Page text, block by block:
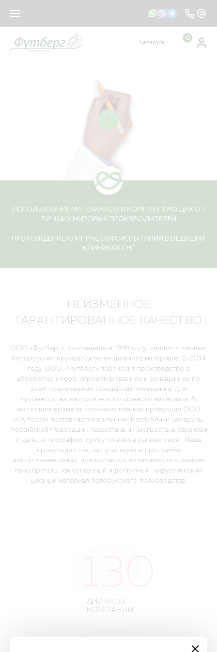
sales@footberg.by
Беларусь
0
Рассасывающийся материал
Нерассасывающийся материал
ИСПОЛЬЗОВНИЕ МАТЕРИАЛОВ И КОМПЛЕКТУЮЩИХ ОТ
ЛУЧШИХ МИРОВЫХ ПРОИЗВОДИТЕЛЕЙ
ПРОХОЖДЕНИЕ КЛИНИЧЕСКИХ ИСПЫТАНИЙ В ВЕДУЩИХ
КЛИНИКАХ СНГ
НЕИЗМЕННОЕ
ГАРАНТИРОВАННОЕ КАЧЕСТВО
ООО «Футберг», основанное в 1998 году, является первым
белорусским производителем шовного материала. В 2014
году ООО «Футберг» переносит производство в
абсолютно новое, спроектированное и оснащенное по
всем современным стандартам помещение, для
производства хирургического шовного материала. В
настоящее время высококачественная продукция ООО
«Футберг» поставляется в клиники Республики Беларусь,
Российской Федерации, Казахстана и Кыргызстана развивая
и дальше географию присутствия на рынках мира.
Наша
продукция с честью участвует в программе
импортозамещения, предоставляя возможность клиникам
приобретать качественный и доступный
хирургический
шовный материал белорусского производства.
ДИЛЕРОВ
КОМПАНИИ